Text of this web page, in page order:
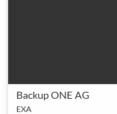
Backup ONE AG
EXA